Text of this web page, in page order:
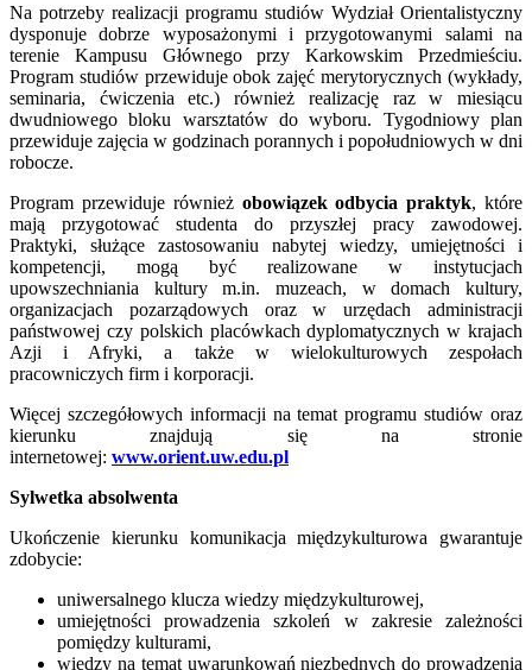
Na potrzeby realizacji programu studiów Wydział Orientalistyczny
dysponuje dobrze wyposażonymi i przygotowanymi salami na
terenie Kampusu Głównego przy Karkowskim Przedmieściu.
Program studiów przewiduje obok zajęć merytorycznych (wykłady,
seminaria, ćwiczenia etc.) również realizację raz w miesiącu
dwudniowego bloku warsztatów do wyboru. Tygodniowy plan
przewiduje zajęcia w godzinach porannych i popołudniowych w dni
robocze.
Program przewiduje równieżobowiązek odbycia praktyk, które
mają przygotować studenta do przyszłej pracy zawodowej.
Praktyki, służące zastosowaniu nabytej wiedzy, umiejętności i
kompetencji, mogą być realizowane w instytucjach
upowszechniania kultury m.in. muzeach, w domach kultury,
organizacjach pozarządowych oraz w urzędach administracji
państwowej czy polskich placówkach dyplomatycznych w krajach
Azji i Afryki, a także w wielokulturowych zespołach
pracowniczych firm i korporacji.
Więcej szczegółowych informacji na temat programu studiów oraz
kierunku znajdują się na stronie
internetowej: www.orient.uw.edu.pl
Sylwetka absolwenta
Ukończenie kierunku komunikacja międzykulturowa gwarantuje
zdobycie:
uniwersalnego klucza wiedzy międzykulturowej,
umiejętności prowadzenia szkoleń w zakresie zależności
pomiędzy kulturami,
wiedzy na temat uwarunkowań niezbędnych do prowadzenia